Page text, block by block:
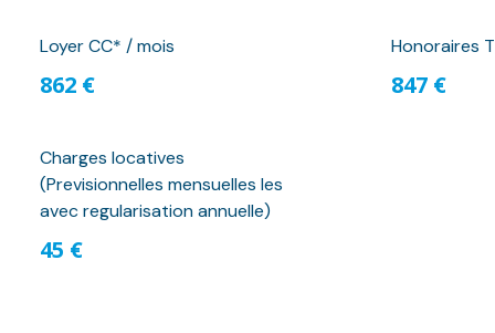
Loyer CC* / mois
862 €
Honoraires
847 €
Charges locatives
(Previsionnelles mensuelles les
avec regularisation annuelle)
45 €